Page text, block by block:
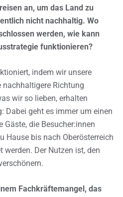
an, um das Land zu
nicht nachhaltig. Wo
werden, wie kann
funktionieren?
indem wir unsere
Richtung
wir so lieben, erhalten
Dabei geht es immer um einen
die Besucher:innen
Hause bis nach Oberösterreich
werden. Der Nutzen ist, den
Fachkräftemangel, das